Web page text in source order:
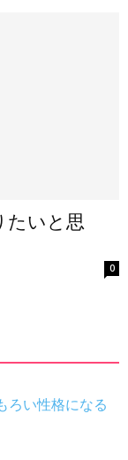
たいと思
0
ろい性格になる